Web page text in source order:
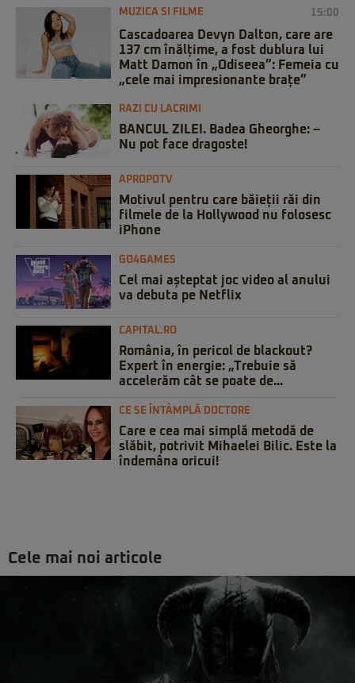
MUZICA SI FILME 15:00
Cascadoarea Devyn Dalton, care are
137 cm înălțime, a fost dublura lui
Matt Damon în „Odiseea”: Femeia cu
„cele mai impresionante brațe”
RAZI CU LACRIMI
BANCUL ZILEI. Badea Gheorghe: –
Nu pot face dragoste!
APROPOTV
Motivul pentru care băieții răi din
filmele de la Hollywood nu folosesc
iPhone
GO4GAMES
Cel mai așteptat joc video al anului
va debuta pe Netflix
CAPITAL.RO
România, în pericol de blackout?
Expert în energie: „Trebuie să
accelerăm cât se poate de...
CE SE ÎNTÂMPLĂ DOCTORE
Care e cea mai simplă metodă de
slăbit, potrivit Mihaelei Bilic. Este la
îndemâna oricui!
Cele mai noi articole